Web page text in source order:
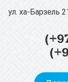
ул. ха-Барзель